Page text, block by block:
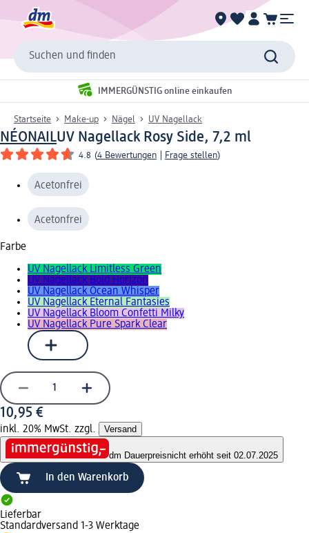
Suchen und finden
IMMERGÜNSTIG online einkaufen
Startseite Make-up Nägel UV Nagellack
NÉONAILUV Nagellack Rosy Side, 7,2 ml
4.8 (4 Bewertungen Frage stellen)
Acetonfrei
Acetonfrei
Farbe
UV Nagellack Limitless Green
UV Nagellack Bold Horizon
UV Nagellack Ocean Whisper
UV Nagellack Eternal Fantasies
UV Nagellack Bloom Confetti Milky
UV Nagellack Pure Spark Clear
10,95 €
inkl. 20% MwSt. zzgl. Versand
dm Dauerpreisnicht erhöht seit 02.07.2025
In den Warenkorb
Lieferbar
Standardversand 1-3 Werktage